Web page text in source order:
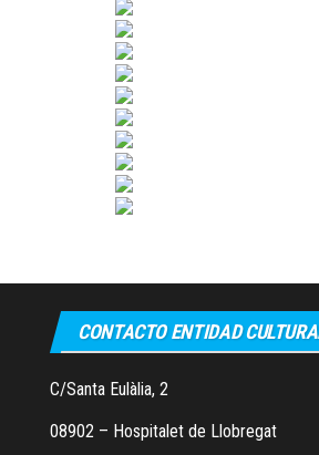
CONTACTO ENTIDAD
C/Santa Eulàlia, 2
08902 – Hospitalet de Llobregat